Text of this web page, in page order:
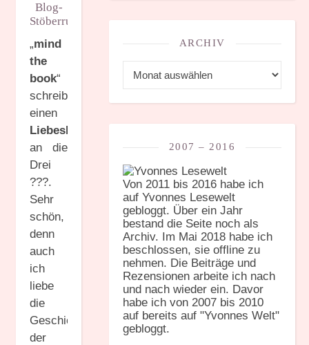
Blog-
Stöberrunde
„mind
the
book“
schreibt
einen
Liebesbrief
an die
Drei
???.
Sehr
schön,
denn
auch
ich
liebe
die
Geschichten
der
ARCHIV
2007 – 2016
Von 2011 bis 2016 habe ich
auf Yvonnes Lesewelt
gebloggt. Über ein Jahr
bestand die Seite noch als
Archiv. Im Mai 2018 habe ich
beschlossen, sie offline zu
nehmen. Die Beiträge und
Rezensionen arbeite ich nach
und nach wieder ein. Davor
habe ich von 2007 bis 2010
auf bereits auf "Yvonnes Welt"
gebloggt.